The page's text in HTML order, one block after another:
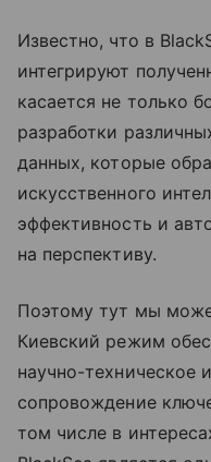
Известно, что в
интегрируют
касается не только
разработки
данных, которые
искусственного
эффективность и
на перспективу.
Поэтому тут мы
Киевский режим
научно-техническое
сопровождение
том числе в